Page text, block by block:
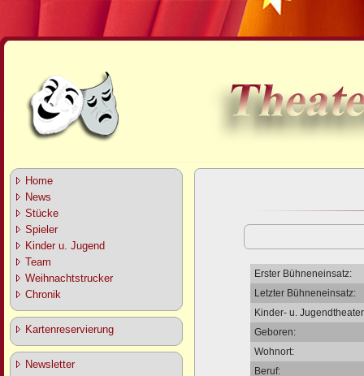
Home
News
Stücke
Spieler
Kinder u. Jugend
Team
Weihnachtstrucker
Chronik
Kartenreservierung
Newsletter
Erster Bühneneinsatz:
Letzter Bühneneinsatz:
Kinder- u.
Geboren:
Wohnort:
Beruf: